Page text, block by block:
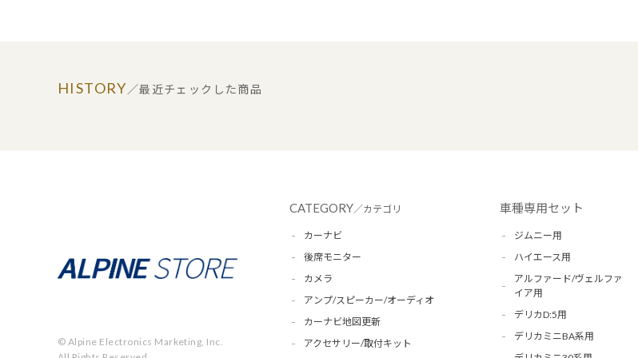
HISTORY／最近チェックした商品
© Alpine Electronics Marketing, Inc.
CATEGORY／カテゴリ
カーナビ
後席モニター
カメラ
アンプ/スピーカー/オーディオ
カーナビ地図更新
アクセサリー/取付キット
車種専用セット
ジムニー用
ハイエース用
アルファード/ヴェルファ
イア用
デリカD:5用
デリカミニBA系用